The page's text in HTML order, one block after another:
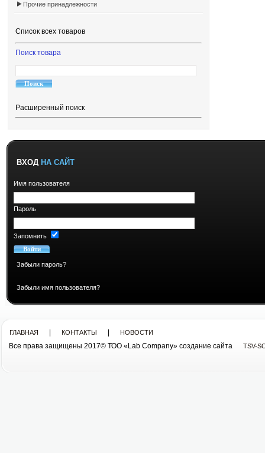
Прочие принадлежности
Список всех товаров
Поиск товара
Расширенный поиск
ВХОД НА САЙТ
Имя пользователя
Пароль
Запомнить
Забыли пароль?
Забыли имя пользователя?
ГЛАВНАЯ КОНТАКТЫ НОВОСТИ
Все права защищены 2017© ТОО «Lab Company» cоздание сайта TSV-